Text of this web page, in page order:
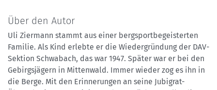
Über den Autor
Uli Ziermann stammt aus einer bergsportbegeisterten
Familie. Als Kind erlebte er die Wiedergründung der DAV-
Sektion Schwabach, das war 1947. Später war er bei den
Gebirgsjägern in Mittenwald. Immer wieder zog es ihn in
die Berge. Mit den Erinnerungen an seine Jubigrat-